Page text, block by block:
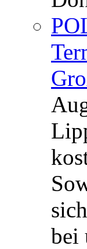
bei